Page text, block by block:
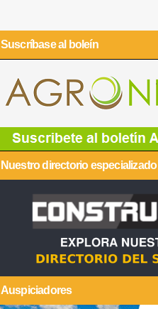
Suscríbase al boleín
Nuestro directorio especializado
Auspiciadores